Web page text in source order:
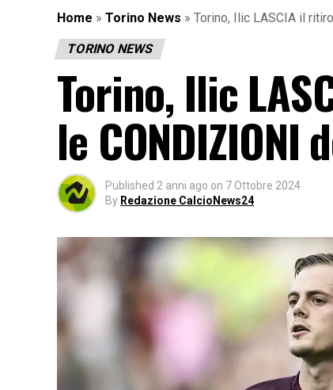
Home » Torino News » Torino, Ilic LASCIA il
TORINO NEWS
Torino, Ilic
le
Published 2 anni ago on 7 Ottobre 2024
By Redazione CalcioNews24